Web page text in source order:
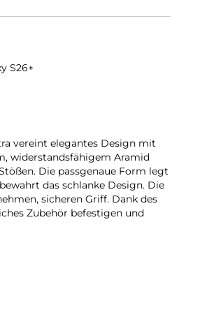
S26+
vereint elegantes Design mit
widerstandsfähigem Aramid
Die passgenaue Form legt
das schlanke Design. Die
sicheren Griff. Dank des
Zubehör befestigen und